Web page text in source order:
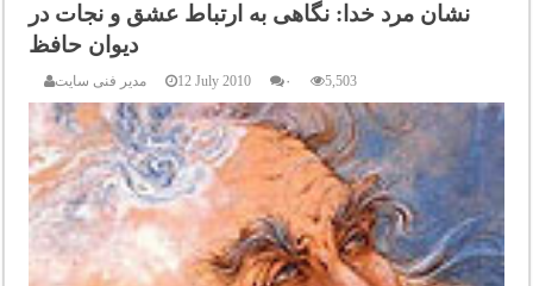
نشان مرد خدا: نگاهی به ارتباط عشق و نجات در
دیوان حافظ
مدیر فنی سایت 12 July 2010 ۰ 5,503